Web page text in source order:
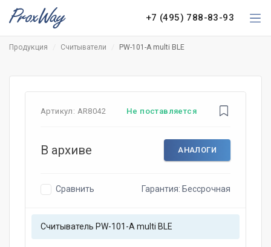
+7 (495) 788-83-93
Продукция Считыватели PW-101-A multi BLE
Артикул: AR8042 Не поставляется
В архиве АНАЛОГИ
Сравнить Гарантия: Бессрочная
Считыватель PW-101-A multi BLE